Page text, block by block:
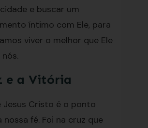
e buscar um
íntimo com Ele, para
viver o melhor que Ele
e a Vitória
Jesus Cristo é o ponto
nossa fé. Foi na cruz que